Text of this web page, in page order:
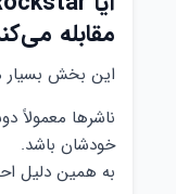
مقابله
این بخش
ناشرها معمولاً
خودشان باشد.
به همین دلیل